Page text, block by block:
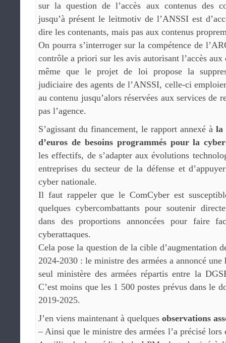
sur la question de l’accès aux contenus des
jusqu’à présent le leitmotiv de l’ANSSI est
dire les contenants, mais pas aux contenus
On pourra s’interroger sur la compétence de
contrôle a priori sur les avis autorisant l’accès
même que le projet de loi propose la
judiciaire des agents de l’ANSSI, celle-ci
au contenu jusqu’alors réservées aux services de
pas l’agence.
S’agissant du financement, le rapport annexé à la
d’euros de besoins programmés pour la
les effectifs, de s’adapter aux évolutions
entreprises du secteur de la défense et
cyber nationale.
Il faut rappeler que le ComCyber est
quelques cybercombattants pour soutenir
dans des proportions annoncées pour faire
cyberattaques.
Cela pose la question de la cible d’augmentation
2024-2030 : le ministre des armées a annoncé une
seul ministère des armées répartis entre la
C’est moins que les 1 500 postes prévus dans le
2019-2025.
J’en viens maintenant à quelques observations
– Ainsi que le ministre des armées l’a précisé lors